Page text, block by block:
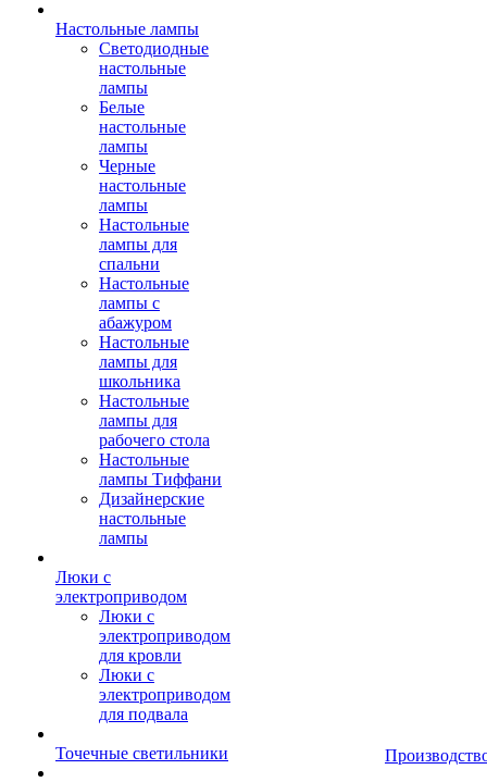
Настольные лампы
Светодиодные
настольные
лампы
Белые
настольные
лампы
Черные
настольные
лампы
Настольные
лампы для
спальни
Настольные
лампы с
абажуром
Настольные
лампы для
школьника
Настольные
лампы для
рабочего стола
Настольные
лампы Тиффани
Дизайнерские
настольные
лампы
Люки с
электроприводом
Люки с
электроприводом
для кровли
Люки с
электроприводом
для подвала
Точечные светильники